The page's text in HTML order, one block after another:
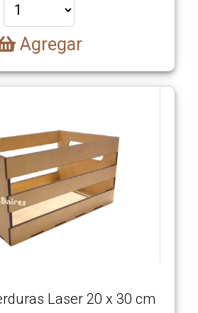
Agregar
Laser 20 x 30 cm